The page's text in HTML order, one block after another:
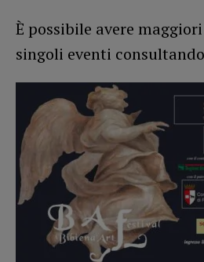
È possibile avere
singoli eventi